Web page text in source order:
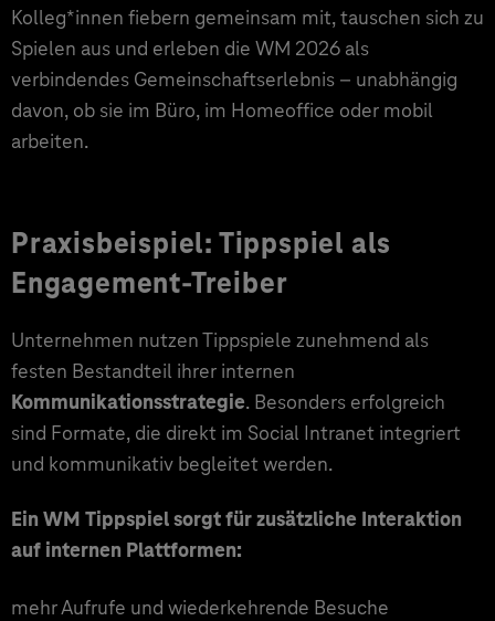
Kolleg*innen fiebern gemeinsam mit, tauschen sich zu
Spielen aus und erleben die WM 2026 als
verbindendes Gemeinschaftserlebnis – unabhängig
davon, ob sie im Büro, im Homeoffice oder mobil
arbeiten.
Praxisbeispiel: Tippspiel als
Engagement-Treiber
Unternehmen nutzen Tippspiele zunehmend als
festen Bestandteil ihrer internen
Kommunikationsstrategie. Besonders erfolgreich
sind Formate, die direkt im Social Intranet integriert
und kommunikativ begleitet werden.
Ein WM Tippspiel sorgt für zusätzliche Interaktion
auf internen Plattformen:
mehr Aufrufe und wiederkehrende Besuche